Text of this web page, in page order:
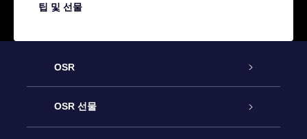
팁 및 선물
OSR
고객 서비스
OSR 선물